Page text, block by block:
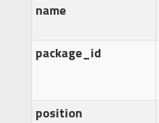
name
package_id
position